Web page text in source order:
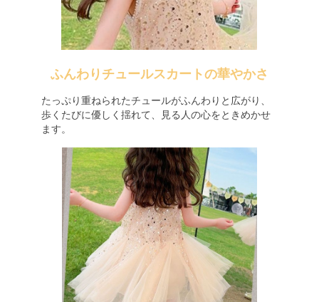
ふんわりチュールスカートの華やかさ
たっぷり重ねられたチュールがふんわりと広がり、
歩くたびに優しく揺れて、見る人の心をときめかせ
ます。